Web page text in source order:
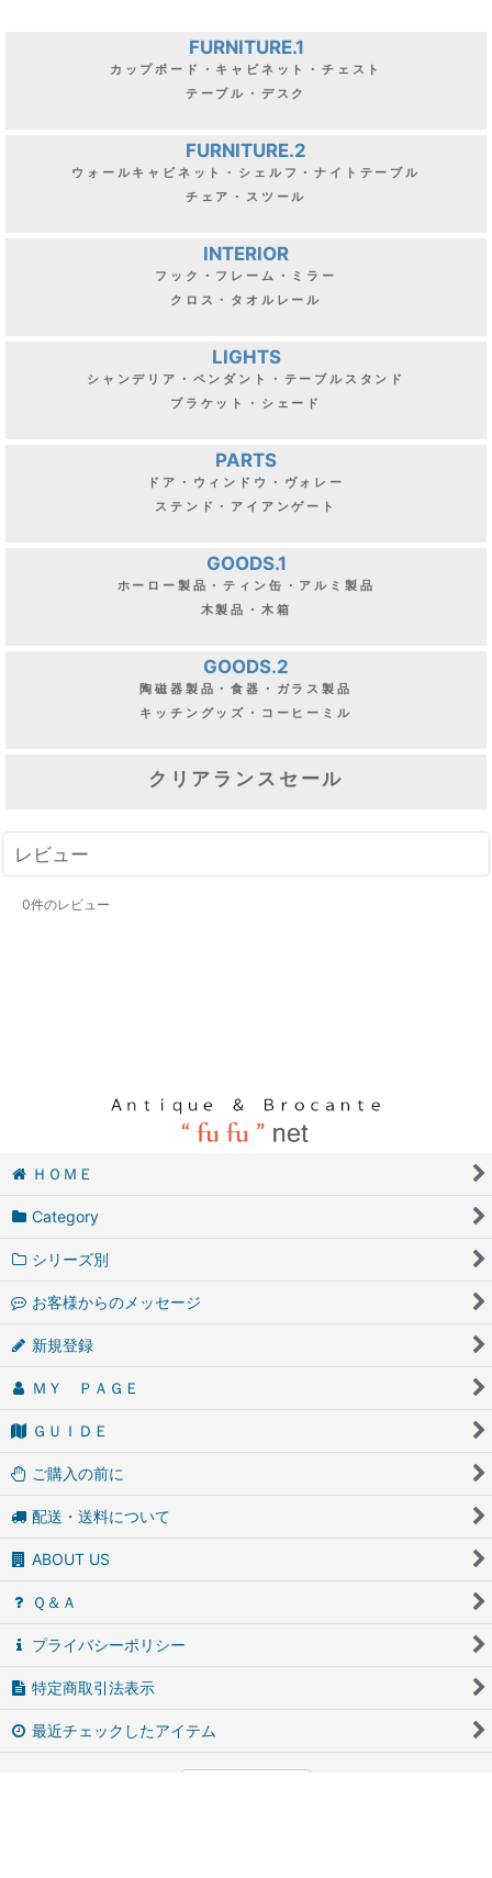
FURNITURE.1
カップボード・キャビネット・チェスト
テーブル・デスク
FURNITURE.2
ウォールキャビネット・シェルフ・ナイトテーブル
チェア・スツール
INTERIOR
フック・フレーム・ミラー
クロス・タオルレール
LIGHTS
シャンデリア・ペンダント・テーブルスタンド
ブラケット・シェード
PARTS
ドア・ウィンドウ・ヴォレー
ステンド・アイアンゲート
GOODS.1
ホーロー製品・ティン缶・アルミ製品
木製品・木箱
GOODS.2
陶磁器製品・食器・ガラス製品
キッチングッズ・コーヒーミル
クリアランスセール
レビュー
0件のレビュー
ＨＯＭＥ
Category
シリーズ別
お客様からのメッセージ
新規登録
ＭＹ ＰＡＧＥ
ＧＵＩＤＥ
ご購入の前に
配送・送料について
ABOUT US
Ｑ＆Ａ
プライバシーポリシー
特定商取引法表示
最近チェックしたアイテム